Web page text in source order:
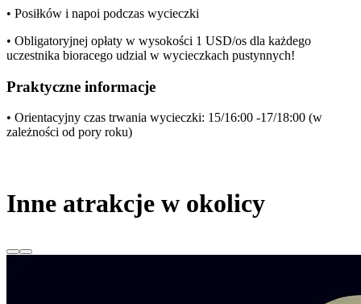
• Posiłków i napoi podczas wycieczki
• Obligatoryjnej opłaty w wysokości 1 USD/os dla każdego
uczestnika bioracego udzial w wycieczkach pustynnych!
Praktyczne informacje
• Orientacyjny czas trwania wycieczki: 15/16:00 -17/18:00 (w
zależności od pory roku)
Inne atrakcje w okolicy